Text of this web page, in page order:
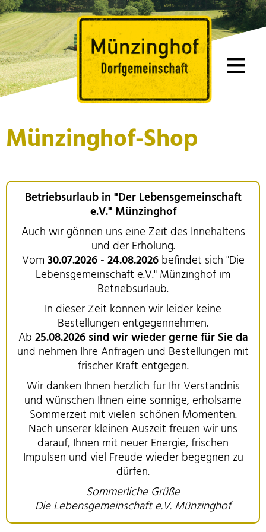
Münzinghof-Shop
Betriebsurlaub in "Der Lebensgemeinschaft
e.V." Münzinghof
Auch wir gönnen uns eine Zeit des Innehaltens
und der Erholung.
Vom 30.07.2026 - 24.08.2026 befindet sich "Die
Lebensgemeinschaft e.V." Münzinghof im
Betriebsurlaub.
In dieser Zeit können wir leider keine
Bestellungen entgegennehmen.
Ab 25.08.2026 sind wir wieder gerne für Sie da
und nehmen Ihre Anfragen und Bestellungen mit
frischer Kraft entgegen.
Wir danken Ihnen herzlich für Ihr Verständnis
und wünschen Ihnen eine sonnige, erholsame
Sommerzeit mit vielen schönen Momenten.
Nach unserer kleinen Auszeit freuen wir uns
darauf, Ihnen mit neuer Energie, frischen
Impulsen und viel Freude wieder begegnen zu
dürfen.
Sommerliche Grüße
Die Lebensgemeinschaft e.V. Münzinghof